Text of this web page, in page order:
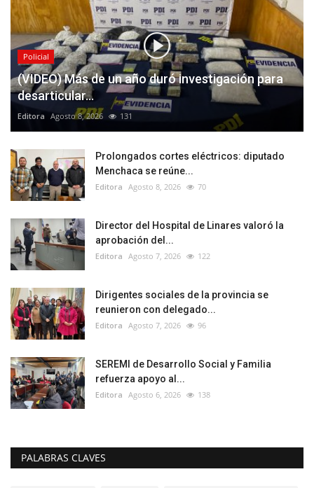
Policial
(VIDEO) Más de un año duró investigación para
desarticular...
Editora Agosto 8, 2026 131
Prolongados cortes eléctricos: diputado
Menchaca se reúne...
Editora Agosto 8, 2026 70
Director del Hospital de Linares valoró la
aprobación del...
Editora Agosto 7, 2026 122
Dirigentes sociales de la provincia se
reunieron con delegado...
Editora Agosto 7, 2026 96
SEREMI de Desarrollo Social y Familia
refuerza apoyo al...
Editora Agosto 6, 2026 138
PALABRAS CLAVES